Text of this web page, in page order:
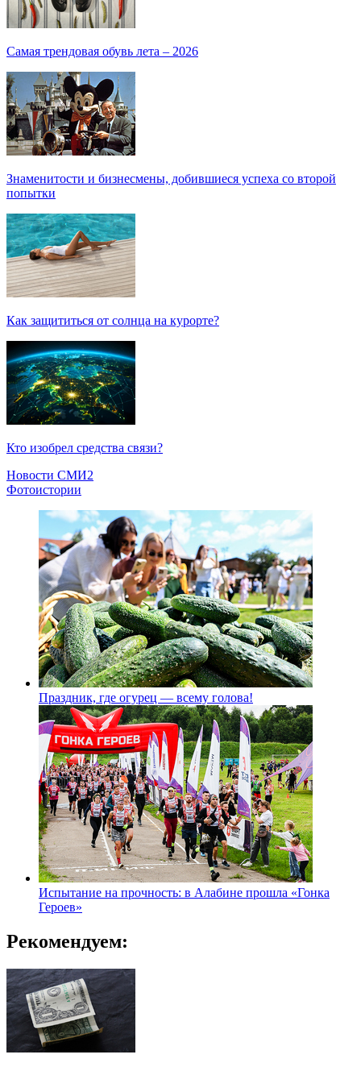
Самая трендовая обувь лета – 2026
Знаменитости и бизнесмены, добившиеся успеха со второй
попытки
Как защититься от солнца на курорте?
Кто изобрел средства связи?
Новости СМИ2
Фотоистории
Праздник, где огурец — всему голова!
Испытание на прочность: в Алабине прошла «Гонка
Героев»
Рекомендуем: